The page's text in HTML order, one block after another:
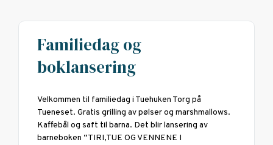
Familiedag og
boklansering
Velkommen til familiedag i Tuehuken Torg på
Tueneset. Gratis grilling av pølser og marshmallows.
Kaffebål og saft til barna. Det blir lansering av
barneboken “TIRI,TUE OG VENNENE I